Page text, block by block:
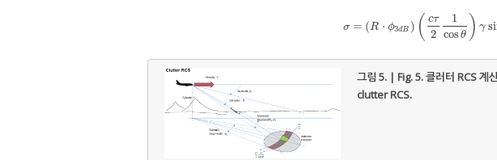
σ = (R ⋅ ϕ3dB ) ( cτ
2
1
cosθ ) γ
σ=(R⋅ ϕ3dB) c 21cosθ)γ sinθ
그림 5. | Fig. 5.클러터 RCS
clutter RCS.